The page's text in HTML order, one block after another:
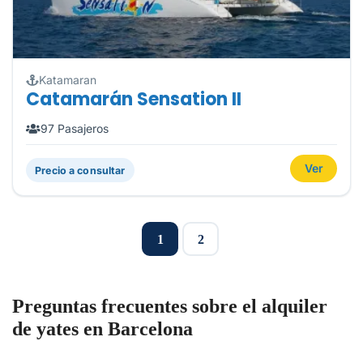
Katamaran
Catamarán Sensation II
97 Pasajeros
Precio a consultar Ver
1 2
Preguntas frecuentes sobre el alquiler
de yates en Barcelona